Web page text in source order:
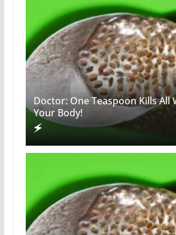
Doctor: One Teaspoon Kills All
Your Body!